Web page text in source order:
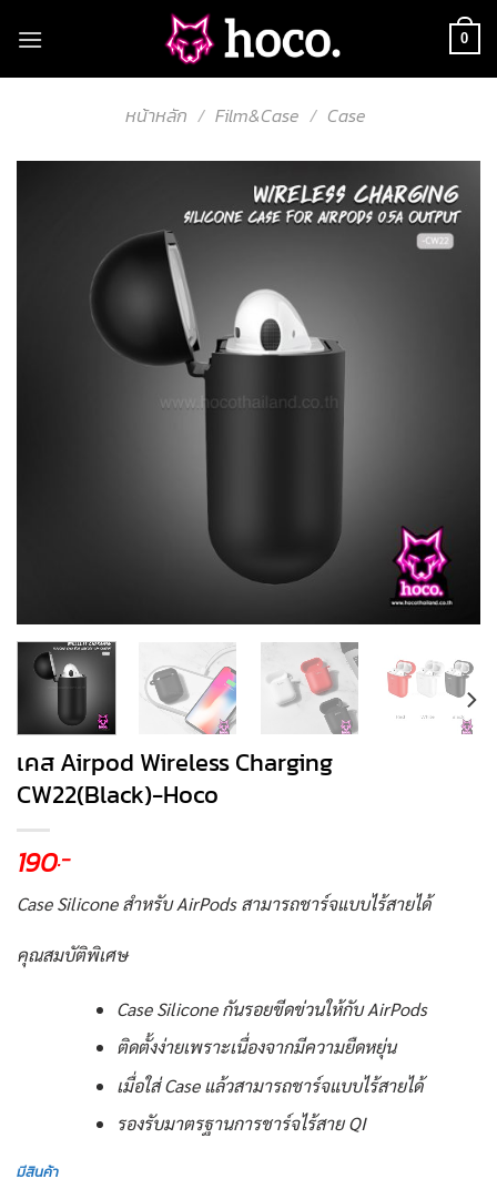
0
หน้าหลัก / Film&Case / Case
เคส Airpod Wireless Charging
CW22(Black)-Hoco
190.-
Case Silicone สำหรับ AirPods สามารถชาร์จแบบไร้สายได้
คุณสมบัติพิเศษ
Case Silicone กันรอยขีดข่วนให้กับ AirPods
ติดตั้งง่ายเพราะเนื่องจากมีความยืดหยุ่น
เมื่อใส่ Case แล้วสามารถชาร์จแบบไร้สายได้
รองรับมาตรฐานการชาร์จไร้สาย QI
มีสินค้า